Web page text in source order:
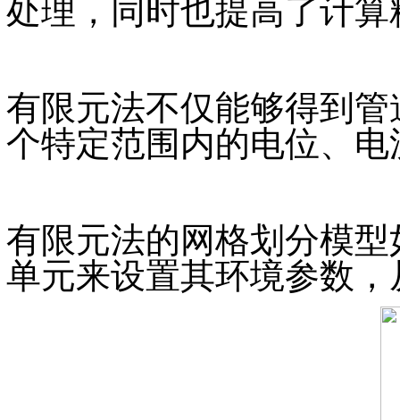
处理，同时也提高了计算
有限元法不仅能够得到
个特定范围内的电位、
有限元法的网格划分模
单元来设置其环境参数